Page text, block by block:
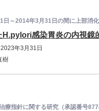
～2014年3月31日の間に上部消
H.pylori感染胃炎の内視
年3月31日
樹
指針に関する研究（承認番号877